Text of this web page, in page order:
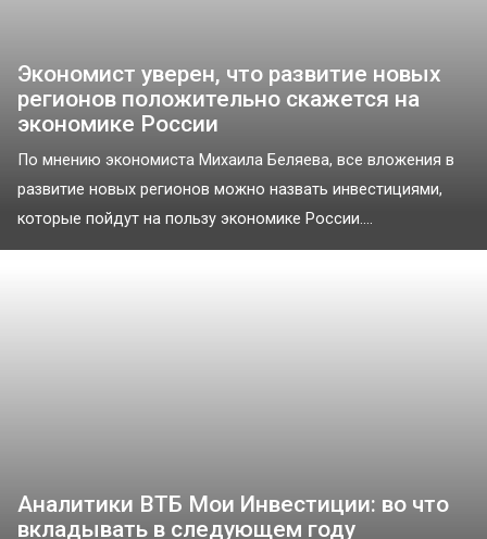
Экономист уверен, что развитие новых
регионов положительно скажется на
экономике России
По мнению экономиста Михаила Беляева, все вложения в
развитие новых регионов можно назвать инвестициями,
которые пойдут на пользу экономике России....
Аналитики ВТБ Мои Инвестиции: во что
вкладывать в следующем году